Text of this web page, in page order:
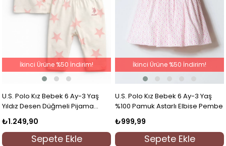
U.S. Polo Kız Bebek 6 Ay-3 Yaş
Yıldız Desen Düğmeli Pijama
Takımı Ekru
₺1.249,90
Sepete Ekle
İkinci Ürüne %50 İndirim!
U.S. Polo Kız Bebek 6 Ay-3 Yaş
%100 Pamuk Astarlı Elbise Pembe
₺999,99
Sepete Ekle
İkinci Ürüne %50 İndirim!